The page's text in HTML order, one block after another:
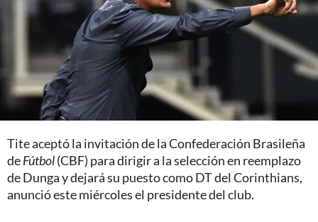
Tite aceptó la invitación de la Confederación Brasileña
deFútbol(CBF) para dirigir a la selección en reemplazo
de Dunga y dejará su puesto como DT del Corinthians,
anunció este miércoles el presidente del club.